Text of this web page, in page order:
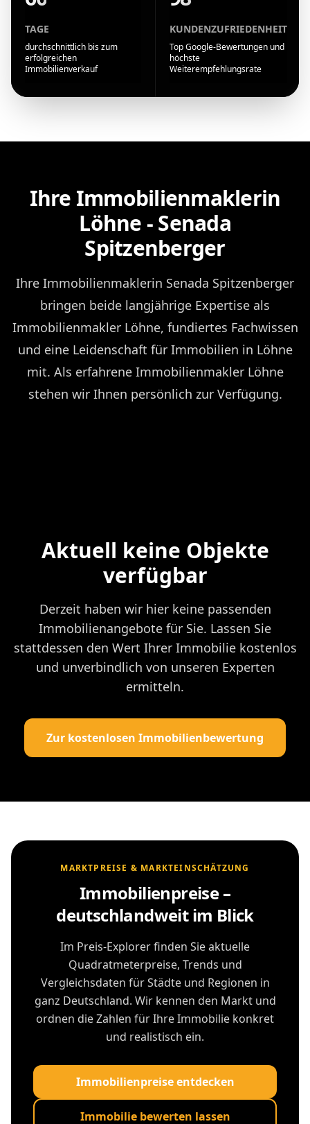
TAGE
durchschnittlich bis zum
erfolgreichen
Immobilienverkauf
KUNDENZUFRIEDENHEIT
Top Google-Bewertungen und
höchste
Weiterempfehlungsrate
Ihre Immobilienmaklerin
Löhne - Senada
Spitzenberger
Ihre Immobilienmaklerin Senada Spitzenberger
bringen beide langjährige Expertise als
Immobilienmakler Löhne, fundiertes Fachwissen
und eine Leidenschaft für Immobilien in Löhne
mit. Als erfahrene Immobilienmakler Löhne
stehen wir Ihnen persönlich zur Verfügung.
Aktuell keine Objekte
verfügbar
Derzeit haben wir hier keine passenden
Immobilienangebote für Sie. Lassen Sie
stattdessen den Wert Ihrer Immobilie kostenlos
und unverbindlich von unseren Experten
ermitteln.
Zur kostenlosen Immobilienbewertung
MARKTPREISE & MARKTEINSCHÄTZUNG
Immobilienpreise –
deutschlandweit im Blick
Im Preis-Explorer finden Sie aktuelle
Quadratmeterpreise, Trends und
Vergleichsdaten für Städte und Regionen in
ganz Deutschland. Wir kennen den Markt und
ordnen die Zahlen für Ihre Immobilie konkret
und realistisch ein.
Immobilienpreise entdecken
Immobilie bewerten lassen